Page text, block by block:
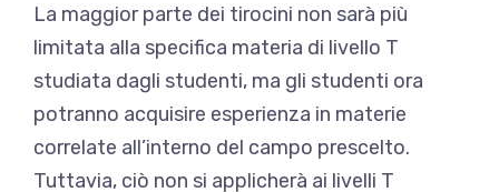
La maggior parte dei tirocini non sarà più
limitata alla specifica materia di livello T
studiata dagli studenti, ma gli studenti ora
potranno acquisire esperienza in materie
correlate all’interno del campo prescelto.
Tuttavia, ciò non si applicherà ai livelli T